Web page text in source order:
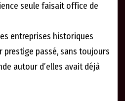
seule faisait office de
entreprises historiques
prestige passé, sans toujours
autour d’elles avait déjà